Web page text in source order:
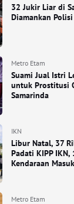
32 Jukir Liar di
Diamankan Polisi
Metro Etam
Suami Jual Istri
untuk Prostitusi
Samarinda
IKN
Libur Natal, 37
Padati KIPP IKN,
Kendaraan Masuk
Metro Etam